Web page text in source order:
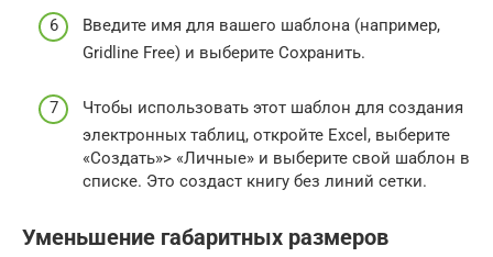
Введите имя для вашего шаблона (например,
Gridline Free) и выберите Сохранить.
Чтобы использовать этот шаблон для создания
электронных таблиц, откройте Excel, выберите
«Создать»> «Личные» и выберите свой шаблон в
списке. Это создаст книгу без линий сетки.
Уменьшение габаритных размеров